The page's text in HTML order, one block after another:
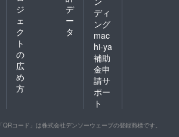
ジ
ェ
ク
ト
の
広
め
方
デ
ー
タ
ディ
ング
mac
hi-ya
補助
金申
請サ
ポー
ト
「QRコード」は株式会社デンソーウェーブの登録商標です。